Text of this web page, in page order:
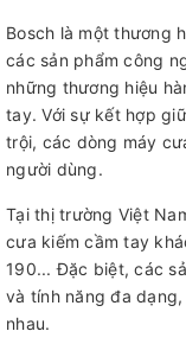
Bosch là một thương
các sản phẩm công
những thương hiệu
tay. Với sự kết hợp
trội, các dòng máy
người dùng.
Tại thị trường Việt
cưa kiếm cầm tay
190... Đặc biệt, các
và tính năng đa
nhau.